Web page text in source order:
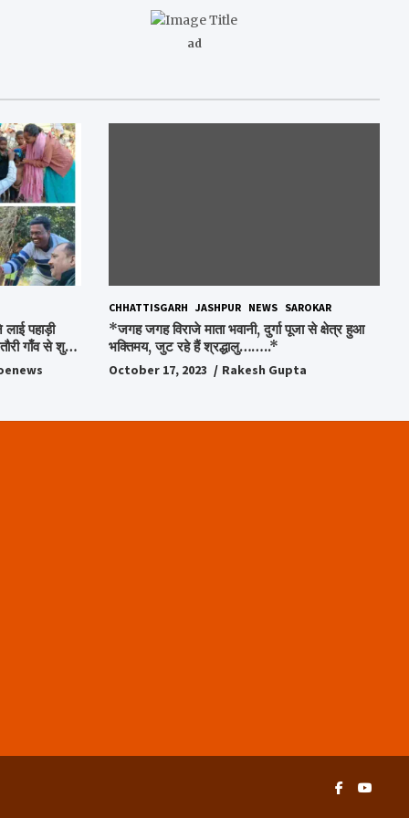
ad
पहाड़ी
गाँव से शुरु
CHHATTISGARH JASHPUR NEWS SAROKAR
*जगह जगह विराजे माता भवानी, दुर्गा पूजा से क्षेत्र हुआ
भक्तिमय, जुट रहे हैं श्रद्धालु……..*
October 17, 2023 Rakesh Gupta